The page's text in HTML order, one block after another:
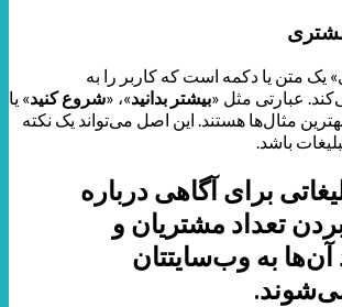
متن یا دکمه است که کاربر را به
عبارتی مثل «بیشتر بدانید»، «شروع کنید» یا
مثال‌ها هستند. این اصل می‌تواند یک نکته
باشد.
برای آگاهی درباره‌
بردن تعداد مشتریان و
به وب‌سایتتان